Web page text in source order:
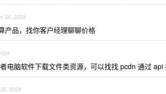
24, 2024
产品，找你客户经理聊聊价格
电脑软件下载文件类资源，可以找找 pcdn 通过 api
2024